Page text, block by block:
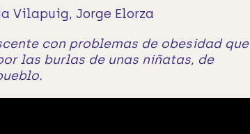
Vilapuig, Jorge Elorza
con problemas de obesidad que
las burlas de unas niñatas, de